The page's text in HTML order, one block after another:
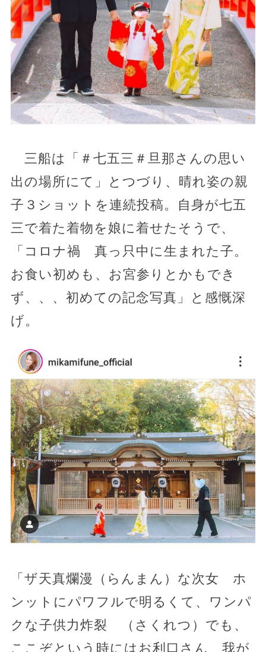
三船は「＃七五三＃旦那さんの思い
出の場所にて」とつづり、晴れ姿の親
子３ショットを連続投稿。自身が七五
三で着た着物を娘に着せたそうで、
「コロナ禍 真っ只中に生まれた子。
お食い初めも、お宮参りとかもでき
ず、、、初めての記念写真」と感慨深
げ。
「ザ天真爛漫（らんまん）な次女 ホ
ンットにパワフルで明るくて、ワンパ
クな子供力炸裂 （さくれつ）でも、
ここぞという時にはお利口さん 我が